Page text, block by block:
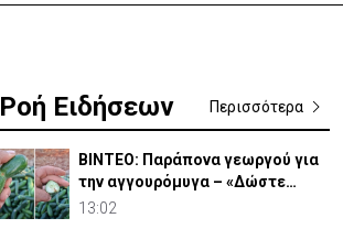
Ροή Ειδήσεων Περισσότερα
ΒΙΝΤΕΟ: Παράπονα γεωργού για
την αγγουρόμυγα – «Δώστε
επιδόματα, νέε Υπουργέ»
13:02